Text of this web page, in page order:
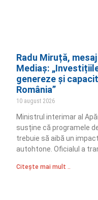
Radu Miruță,
Mediaș:
genereze și
România”
10 august 2026
Ministrul interimar al
susține că programele
trebuie să aibă un
autohtone. Oficialul a
Citește mai mult ..